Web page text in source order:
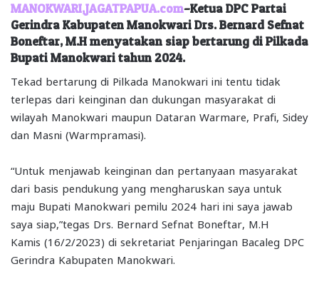
MANOKWARI,JAGATPAPUA.com–Ketua DPC Partai
Gerindra Kabupaten Manokwari Drs. Bernard Sefnat
Boneftar, M.H menyatakan siap bertarung di Pilkada
Bupati Manokwari tahun 2024.
Tekad bertarung di Pilkada Manokwari ini tentu tidak
terlepas dari keinginan dan dukungan masyarakat di
wilayah Manokwari maupun Dataran Warmare, Prafi, Sidey
dan Masni (Warmpramasi).
“Untuk menjawab keinginan dan pertanyaan masyarakat
dari basis pendukung yang mengharuskan saya untuk
maju Bupati Manokwari pemilu 2024 hari ini saya jawab
saya siap,”tegas Drs. Bernard Sefnat Boneftar, M.H
Kamis (16/2/2023) di sekretariat Penjaringan Bacaleg DPC
Gerindra Kabupaten Manokwari.